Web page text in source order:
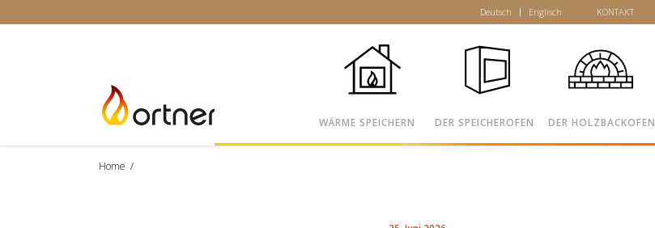
Deutsch Englisch KONTAKT
WÄRME SPEICHERN DER SPEICHEROFEN DER HOLZBACKOFEN
Home /